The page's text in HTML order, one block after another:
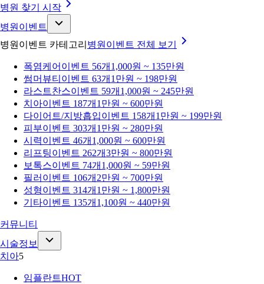
병원 찾기 시작
병원이벤트
병원이벤트 카테고리 병원이벤트 전체 보기
폭염케어 이벤트 56개 1,000원 ~ 135만원
썸머뷰티 이벤트 63개 1만원 ~ 198만원
라스트찬스이벤트 59개 1,000원 ~ 245만원
치아이벤트 187개 1만원 ~ 600만원
다이어트/지방흡입이벤트 158개 1만원 ~ 199만원
피부이벤트 303개 1만원 ~ 280만원
시력이벤트 46개 1,000원 ~ 600만원
리프팅이벤트 262개3만원 ~ 800만원
보톡스이벤트 74개 1,000원 ~ 59만원
필러 이벤트 106개 2만원 ~ 700만원
성형이벤트 314개 1만원 ~ 1,800만원
기타이벤트 135개 1,100원 ~ 440만원
커뮤니티
시술정보
치아5
임플란트HOT